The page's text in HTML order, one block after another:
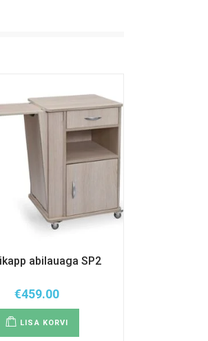
abilauaga SP2
€459.00
LISA KORVI